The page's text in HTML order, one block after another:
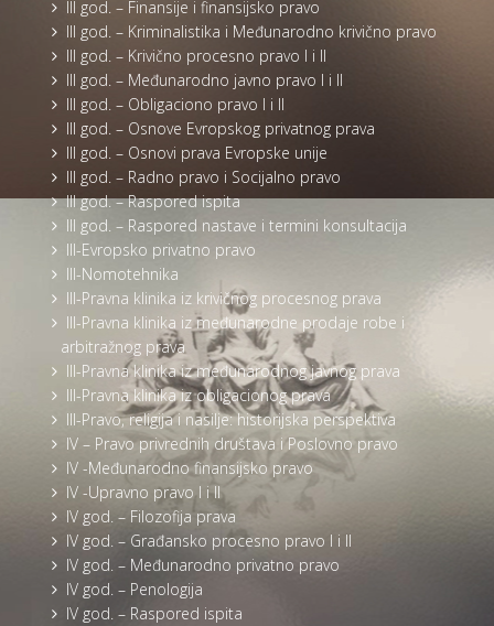
III god. – Finansije i finansijsko pravo
III god. – Kriminalistika i Međunarodno krivično pravo
III god. – Krivično procesno pravo I i II
III god. – Međunarodno javno pravo I i II
III god. – Obligaciono pravo I i II
III god. – Osnove Evropskog privatnog prava
III god. – Osnovi prava Evropske unije
III god. – Radno pravo i Socijalno pravo
III god. – Raspored ispita
III god. – Raspored nastave i termini konsultacija
III-Evropsko privatno pravo
III-Nomotehnika
III-Pravna klinika iz krivičnog procesnog prava
III-Pravna klinika iz međunarodne prodaje robe i
arbitražnog prava
III-Pravna klinika iz međunarodnog javnog prava
III-Pravna klinika iz obligacionog prava
III-Pravo, religija i nasilje: historijska perspektiva
IV – Pravo privrednih društava i Poslovno pravo
IV -Međunarodno finansijsko pravo
IV -Upravno pravo I i II
IV god. – Filozofija prava
IV god. – Građansko procesno pravo I i II
IV god. – Međunarodno privatno pravo
IV god. – Penologija
IV god. – Raspored ispita